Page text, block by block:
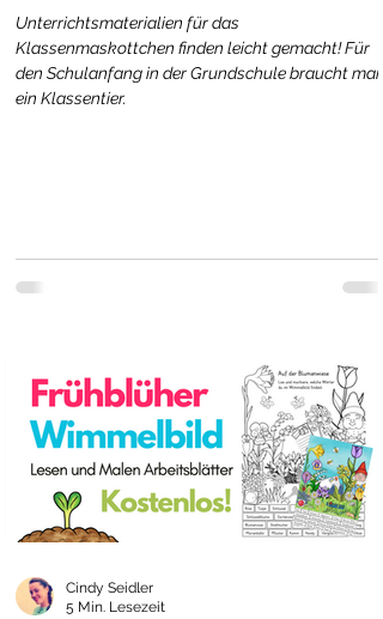
Unterrichtsmaterialien für das
Klassenmaskottchen finden leicht gemacht! Für
den Schulanfang in der Grundschule braucht man
ein Klassentier.
Cindy Seidler
5 Min. Lesezeit